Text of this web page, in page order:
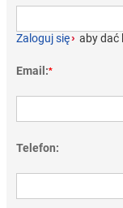
Zaloguj się› aby dać
Email:*
Telefon: